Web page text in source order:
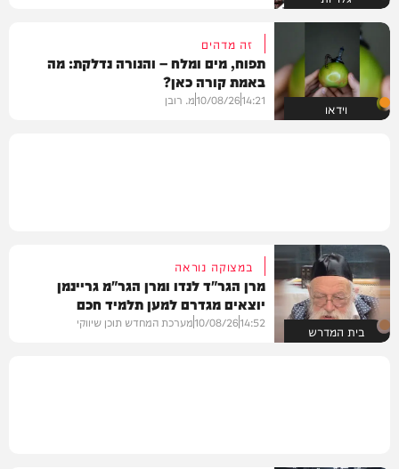
וידאו
זה מדהים
תפוח, מים ומלח – והנורה נדלקת: מה
באמת קורה כאן?
14:21
10/08/26מ. רובן
בית המדרש
במצוקה נוראה
מרן הגר"ד לנדו ומרן הגר"מ גריינמן
יוצאים מגדרם למען תלמיד חכם
14:52
10/08/26מערכת המחדש תוכן שיווקי